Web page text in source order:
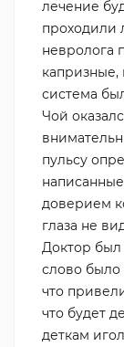
лечение
проходили
невролога
капризные,
система
Чой
пульсу
доверием
глаза не
Доктор был
слово было
что
что будет
деткам